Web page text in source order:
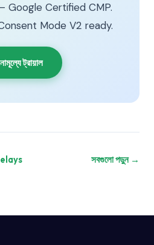
Google Certified CMP.
Mode V2 ready.
ট্রায়াল
সবগুলো পড়ুন →